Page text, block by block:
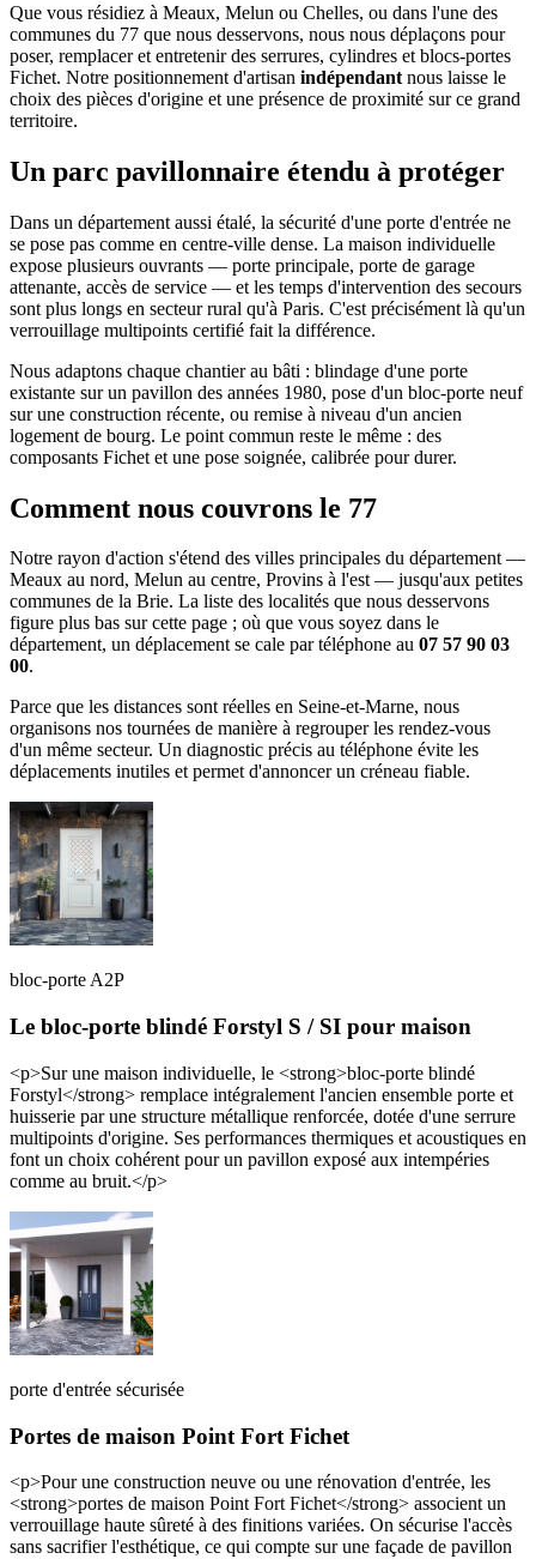
Que vous résidiez à Meaux, Melun ou Chelles, ou dans l'une des
communes du 77 que nous desservons, nous nous déplaçons pour
poser, remplacer et entretenir des serrures, cylindres et blocs-portes
Fichet. Notre positionnement d'artisan indépendant nous laisse le
choix des pièces d'origine et une présence de proximité sur ce grand
territoire.
Un parc pavillonnaire étendu à protéger
Dans un département aussi étalé, la sécurité d'une porte d'entrée ne
se pose pas comme en centre-ville dense. La maison individuelle
expose plusieurs ouvrants — porte principale, porte de garage
attenante, accès de service — et les temps d'intervention des secours
sont plus longs en secteur rural qu'à Paris. C'est précisément là qu'un
verrouillage multipoints certifié fait la différence.
Nous adaptons chaque chantier au bâti : blindage d'une porte
existante sur un pavillon des années 1980, pose d'un bloc-porte neuf
sur une construction récente, ou remise à niveau d'un ancien
logement de bourg. Le point commun reste le même : des
composants Fichet et une pose soignée, calibrée pour durer.
Comment nous couvrons le 77
Notre rayon d'action s'étend des villes principales du département —
Meaux au nord, Melun au centre, Provins à l'est — jusqu'aux petites
communes de la Brie. La liste des localités que nous desservons
figure plus bas sur cette page ; où que vous soyez dans le
département, un déplacement se cale par téléphone au 07 57 90 03
00.
Parce que les distances sont réelles en Seine-et-Marne, nous
organisons nos tournées de manière à regrouper les rendez-vous
d'un même secteur. Un diagnostic précis au téléphone évite les
déplacements inutiles et permet d'annoncer un créneau fiable.
bloc-porte A2P
Le bloc-porte blindé Forstyl S / SI pour maison
<p>Sur une maison individuelle, le <strong>bloc-porte blindé
Forstyl</strong> remplace intégralement l'ancien ensemble porte et
huisserie par une structure métallique renforcée, dotée d'une serrure
multipoints d'origine. Ses performances thermiques et acoustiques en
font un choix cohérent pour un pavillon exposé aux intempéries
comme au bruit.</p>
porte d'entrée sécurisée
Portes de maison Point Fort Fichet
<p>Pour une construction neuve ou une rénovation d'entrée, les
<strong>portes de maison Point Fort Fichet</strong> associent un
verrouillage haute sûreté à des finitions variées. On sécurise l'accès
sans sacrifier l'esthétique, ce qui compte sur une façade de pavillon